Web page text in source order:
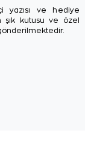
yazısı ve hediye
kutusu ve özel